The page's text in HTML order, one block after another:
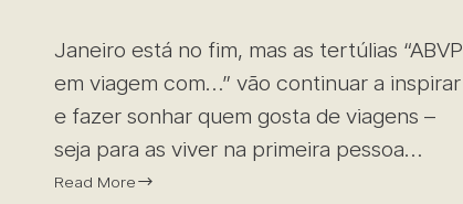
Janeiro está no fim, mas as tertúlias “ABVP
em viagem com…” vão continuar a inspirar
e fazer sonhar quem gosta de viagens –
seja para as viver na primeira pessoa…
Read More